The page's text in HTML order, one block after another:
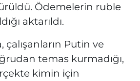
Ödemelerin ruble
aktarıldı.
çalışanların Putin ve
temas kurmadığı,
kimin için